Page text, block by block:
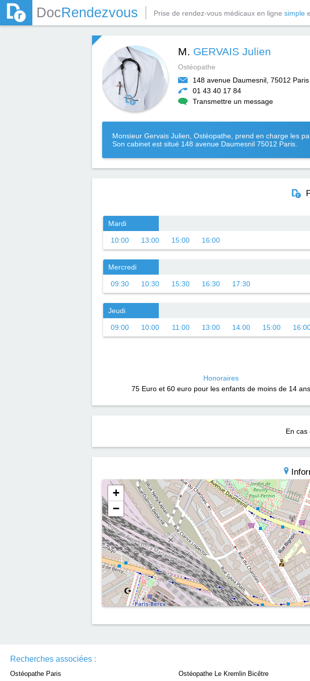
DocRendezvous Prise de rendez-vous médicaux en ligne simple
M. GERVAIS Julien
Ostéopathe
148 avenue Daumesnil, 75012 Paris
01 43 40 17 84
Transmettre un message
Monsieur Gervais Julien, Ostéopathe, prend en charge les
Son cabinet est situé 148 avenue Daumesnil 75012 Paris.
Mardi
10:00 13:00 15:00 16:00
Mercredi
09:30 10:30 15:30 16:30 17:30
Jeudi
09:00 10:00 11:00 13:00 14:00 15:00
Honoraires
75 Euro et 60 euro pour les enfants de moins de 14 ans
En cas
+
−
Recherches associées :
Ostéopathe Paris
Ostéopathe Le Kremlin Bicêtre